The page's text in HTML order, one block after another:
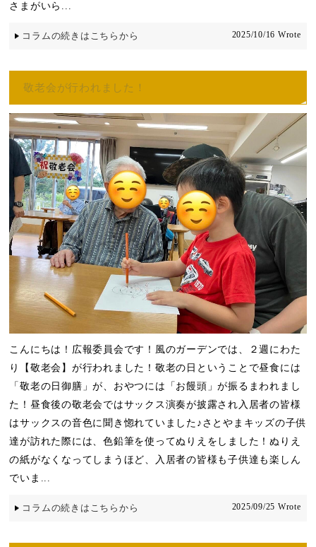
さまがいら...
コラムの続きはこちらから 2025/10/16 Wrote
敬老会が行われました！
こんにちは！広報委員会です！風のガーデンでは、２週にわた
り【敬老会】が行われました！敬老の日ということで昼食には
「敬老の日御膳」が、おやつには「お饅頭」が振るまわれまし
た！昼食後の敬老会ではサックス演奏が披露され入居者の皆様
はサックスの音色に聞き惚れていました♪さとやまキッズの子供
達が訪れた際には、色鉛筆を使ってぬりえをしました！ぬりえ
の紙がなくなってしまうほど、入居者の皆様も子供達も楽しん
でいま...
コラムの続きはこちらから 2025/09/25 Wrote